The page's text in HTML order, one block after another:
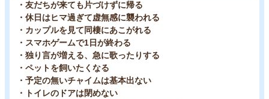
・友だちが来ても片づけずに帰る
・休日はヒマ過ぎて虚無感に襲われる
・カップルを見て同棲にあこがれる
・スマホゲームで1日が終わる
・独り言が増える、急に歌ったりする
・ペットを飼いたくなる
・予定の無いチャイムは基本出ない
・トイレのドアは閉めない